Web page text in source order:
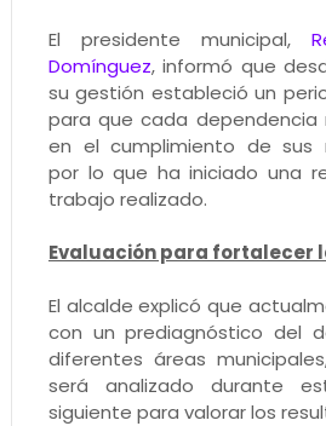
El presidente municipal,
Domínguez, informó que
su gestión estableció un
para que cada dependencia
en el cumplimiento de sus
por lo que ha iniciado una
trabajo realizado.
Evaluación para fortalecer
El alcalde explicó que
con un prediagnóstico del
diferentes áreas
será analizado durante
siguiente para valorar los